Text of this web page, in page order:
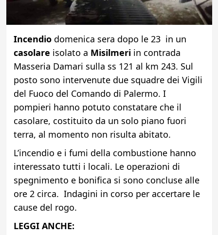
Incendiodomenica sera dopo le 23 in un
casolare isolato a Misilmeriin contrada
Masseria Damari sulla ss 121 al km 243. Sul
posto sono intervenute due squadre dei Vigili
del Fuoco del Comando di Palermo. I
pompieri hanno potuto constatare che il
casolare, costituito da un solo piano fuori
terra, al momento non risulta abitato.
L’incendio e i fumi della combustione hanno
interessato tutti i locali. Le operazioni di
spegnimento e bonifica si sono concluse alle
ore 2 circa. Indagini in corso per accertare le
cause del rogo.
LEGGI ANCHE: